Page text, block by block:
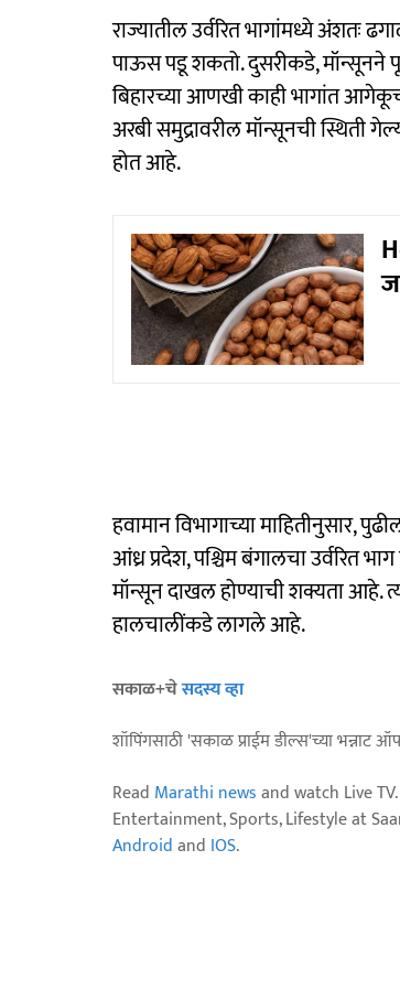
राज्यातील उर्वरित भागांमध्ये अंशतः
पाऊस पडू शकतो. दुसरीकडे, मॉन्सूनने
बिहारच्या आणखी काही भागांत
अरबी समुद्रावरील मॉन्सूनची स्थिती
होत आहे.
हवामान विभागाच्या माहितीनुसार,
आंध्र प्रदेश, पश्चिम बंगालचा उर्वरित
मॉन्सून दाखल होण्याची शक्यता आहे.
हालचालींकडे लागले आहे.
सकाळ+चेसदस्य व्हा
शॉपिंगसाठी 'सकाळ प्राईम डील्स'च्या भन्नाट
Read Marathi newsand watch Live TV.
Entertainment, Sports, Lifestyle at
Androidand IOS.